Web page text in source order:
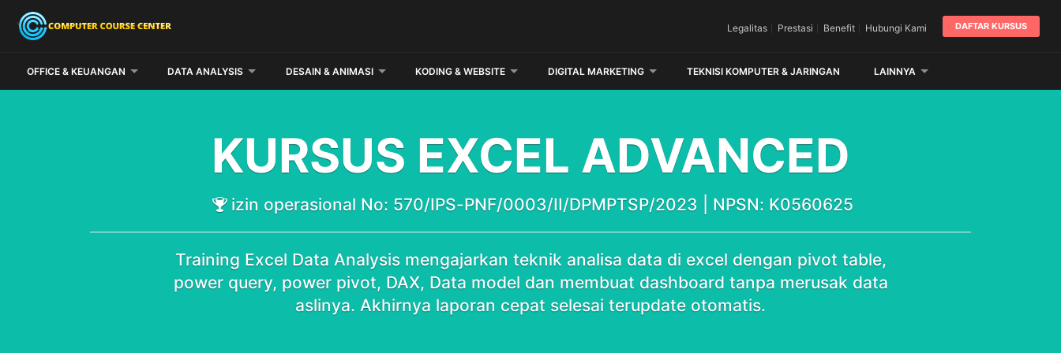
DAFTAR KURSUS
Legalitas Prestasi Benefit Hubungi Kami
OFFICE & KEUANGAN DATA ANALYSIS DESAIN & ANIMASI KODING & WEBSITE DIGITAL MARKETING TEKNISI KOMPUTER & JARINGAN LAINNYA
KURSUS EXCEL ADVANCED
izin operasional No: 570/IPS-PNF/0003/II/DPMPTSP/2023 | NPSN: K0560625
Training Excel Data Analysis mengajarkan teknik analisa data di excel dengan pivot table,
power query, power pivot, DAX, Data model dan membuat dashboard tanpa merusak data
aslinya. Akhirnya laporan cepat selesai terupdate otomatis.